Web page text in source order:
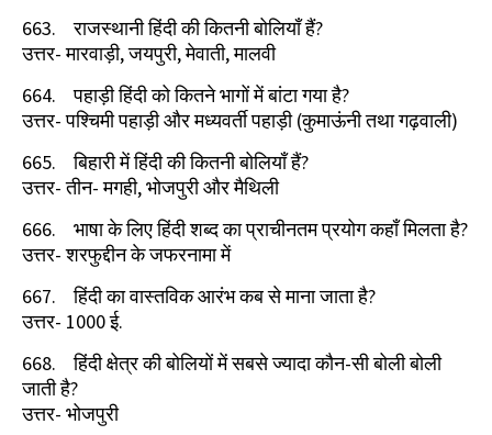
663.
राजस्थानी हिंदी की कितनी बोलियाँ हैं?
उत्तर- मारवाड़ी,जयपुरी,मेवाती,मालवी
664.
पहाड़ी हिंदी को कितने भागों में बांटा गया है?
उत्तर- पश्चिमी पहाड़ी और मध्यवर्ती पहाड़ी (कुमाऊंनी तथा गढ़वाली)
665.
बिहारी में हिंदी की कितनी बोलियाँ हैं?
उत्तर- तीन- मगही,भोजपुरी और मैथिली
666.
भाषा के लिए हिंदी शब्द का प्राचीनतम प्रयोग कहाँ मिलता है?
उत्तर- शरफुद्दीन के जफरनामा में
667.
हिंदी का वास्तविक आरंभ कब से माना जाता है?
उत्तर- 1000ई.
668.
हिंदी क्षेत्र की बोलियों में सबसे ज्यादा कौन-सी बोली बोली
जाती है?
उत्तर- भोजपुरी